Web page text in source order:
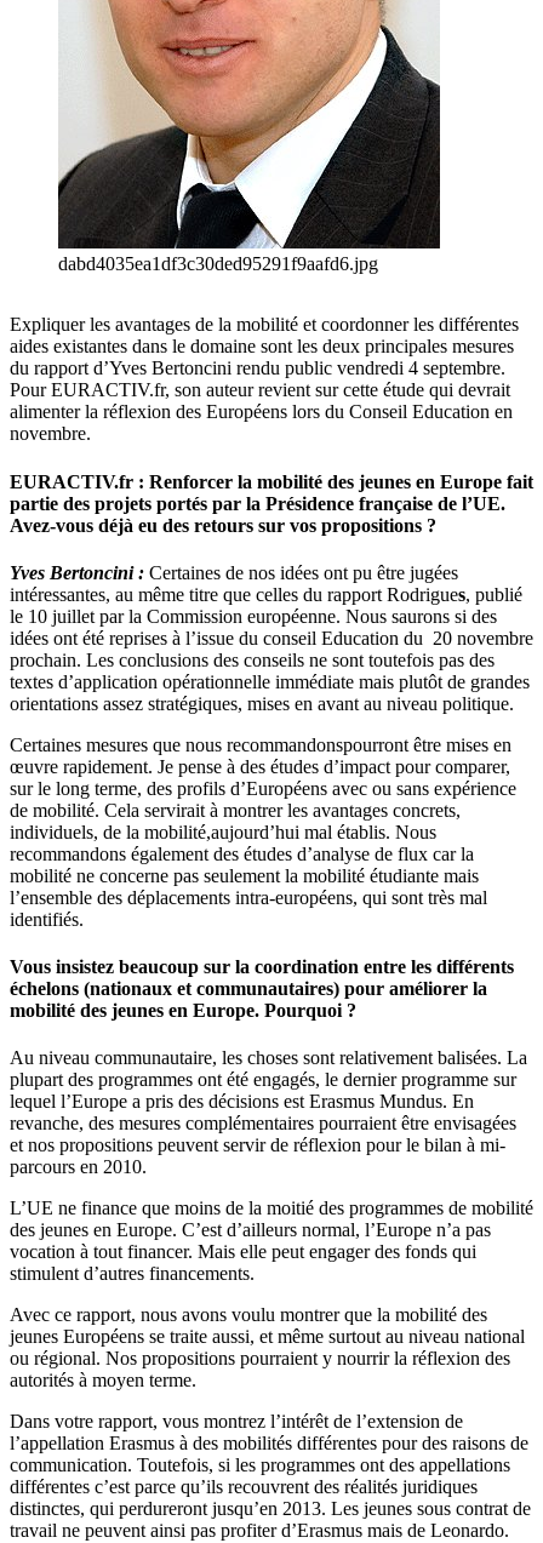
dabd4035ea1df3c30ded95291f9aafd6.jpg
Expliquer les avantages de la mobilité et coordonner les différentes
aides existantes dans le domaine sont les deux principales mesures
du rapport d’Yves Bertoncini rendu public vendredi 4 septembre.
Pour EURACTIV.fr, son auteur revient sur cette étude qui devrait
alimenter la réflexion des Européens lors du Conseil Education en
novembre.
EURACTIV.fr : Renforcer la mobilité des jeunes en Europe fait
partie des projets portés par la Présidence française de l’UE.
Avez-vous déjà eu des retours sur vos propositions ?
Yves Bertoncini : Certaines de nos idées ont pu être jugées
intéressantes, au même titre que celles du rapport Rodrigues, publié
le 10 juillet par la Commission européenne. Nous saurons si des
idées ont été reprises à l’issue du conseil Education du 20 novembre
prochain. Les conclusions des conseils ne sont toutefois pas des
textes d’application opérationnelle immédiate mais plutôt de grandes
orientations assez stratégiques, mises en avant au niveau politique.
Certaines mesures que nous recommandonspourront être mises en
œuvre rapidement. Je pense à des études d’impact pour comparer,
sur le long terme, des profils d’Européens avec ou sans expérience
de mobilité. Cela servirait à montrer les avantages concrets,
individuels, de la mobilité,aujourd’hui mal établis. Nous
recommandons également des études d’analyse de flux car la
mobilité ne concerne pas seulement la mobilité étudiante mais
l’ensemble des déplacements intra-européens, qui sont très mal
identifiés.
Vous insistez beaucoup sur la coordination entre les différents
échelons (nationaux et communautaires) pour améliorer la
mobilité des jeunes en Europe. Pourquoi ?
Au niveau communautaire, les choses sont relativement balisées. La
plupart des programmes ont été engagés, le dernier programme sur
lequel l’Europe a pris des décisions est Erasmus Mundus. En
revanche, des mesures complémentaires pourraient être envisagées
et nos propositions peuvent servir de réflexion pour le bilan à mi-
parcours en 2010.
L’UE ne finance que moins de la moitié des programmes de mobilité
des jeunes en Europe. C’est d’ailleurs normal, l’Europe n’a pas
vocation à tout financer. Mais elle peut engager des fonds qui
stimulent d’autres financements.
Avec ce rapport, nous avons voulu montrer que la mobilité des
jeunes Européens se traite aussi, et même surtout au niveau national
ou régional. Nos propositions pourraient y nourrir la réflexion des
autorités à moyen terme.
Dans votre rapport, vous montrez l’intérêt de l’extension de
l’appellation Erasmus à des mobilités différentes pour des raisons de
communication. Toutefois, si les programmes ont des appellations
différentes c’est parce qu’ils recouvrent des réalités juridiques
distinctes, qui perdureront jusqu’en 2013. Les jeunes sous contrat de
travail ne peuvent ainsi pas profiter d’Erasmus mais de Leonardo.